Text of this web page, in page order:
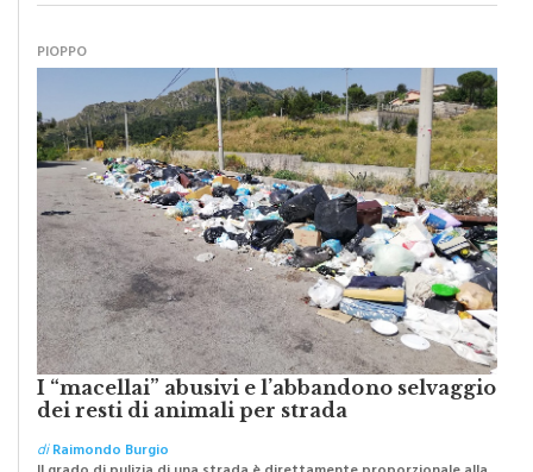
I “macellai” abusivi e l’abbandono selvaggio
dei resti di animali per strada
diRaimondo Burgio
Il grado di pulizia di una strada è direttamente proporzionale alla
civiltà dei cittadini